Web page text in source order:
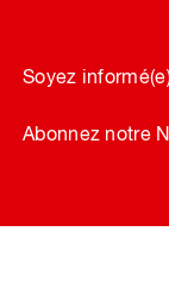
Soyez
Abonnez notre